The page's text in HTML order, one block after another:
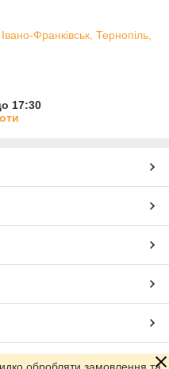
Франківськ, Тернопіль,
17:30
Prom.ua